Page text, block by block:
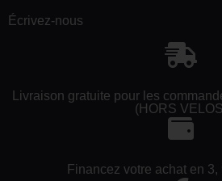
Écrivez-nous
Livraison gratuite pour les
(HORS
Financez votre achat en 3,